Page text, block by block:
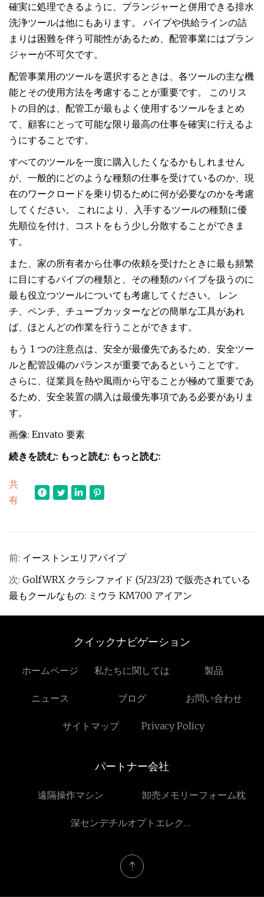
確実に処理できるように、プランジャーと併用できる排水
洗浄ツールは他にもあります。 パイプや供給ラインの詰
まりは困難を伴う可能性があるため、配管事業にはプラン
ジャーが不可欠です。
配管事業用のツールを選択するときは、各ツールの主な機
能とその使用方法を考慮することが重要です。 このリス
トの目的は、配管工が最もよく使用するツールをまとめ
て、顧客にとって可能な限り最高の仕事を確実に行えるよ
うにすることです。
すべてのツールを一度に購入したくなるかもしれません
が、一般的にどのような種類の仕事を受けているのか、現
在のワークロードを乗り切るために何が必要なのかを考慮
してください。 これにより、入手するツールの種類に優
先順位を付け、コストをもう少し分散することができま
す。
また、家の所有者から仕事の依頼を受けたときに最も頻繁
に目にするパイプの種類と、その種類のパイプを扱うのに
最も役立つツールについても考慮してください。 レン
チ、ペンチ、チューブカッターなどの簡単な工具があれ
ば、ほとんどの作業を行うことができます。
もう 1 つの注意点は、安全が最優先であるため、安全ツー
ルと配管設備のバランスが重要であるということです。
さらに、従業員を熱や風雨から守ることが極めて重要であ
るため、安全装置の購入は最優先事項である必要がありま
す。
画像: Envato 要素
続きを読む: もっと読む: もっと読む:
共
有
前: イーストンエリアパイプ
次: GolfWRX クラシファイド (5/23/23) で販売されている
最もクールなもの: ミウラ KM700 アイアン
クイックナビゲーション
ホームページ 私たちに関しては 製品
ニュース ブログ お問い合わせ
サイトマップ Privacy Policy
パートナー会社
遠隔操作マシン 卸売メモリーフォーム枕
深センデチルオプトエレクト